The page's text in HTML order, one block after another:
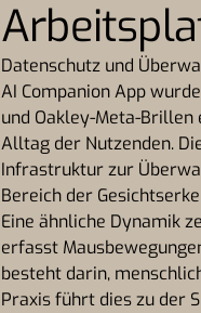
Datenschutz und
AI Companion App
und Oakley-Meta-
Alltag der Nutzenden.
Infrastruktur zur
Bereich der
Eine ähnliche Dynamik
erfasst
besteht darin,
Praxis führt dies zu der